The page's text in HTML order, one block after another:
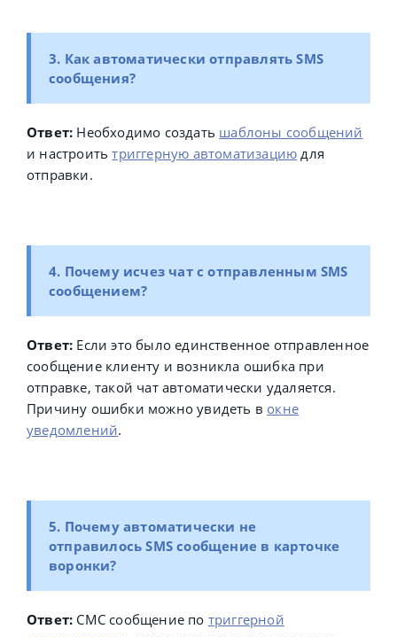
3. Как автоматически отправлять SMS
сообщения?
Ответ: Необходимо создать шаблоны сообщений
и настроитьтриггерную автоматизацию для
отправки.
4. Почему исчез чат с отправленным SMS
сообщением?
Ответ: Если это было единственное отправленное
сообщение клиенту и возникла ошибка при
отправке, такой чат автоматически удаляется.
Причину ошибки можно увидеть в окне
уведомлений.
5. Почему автоматически не
отправилось SMS сообщение в карточке
воронки?
Ответ: СМС сообщение по триггерной